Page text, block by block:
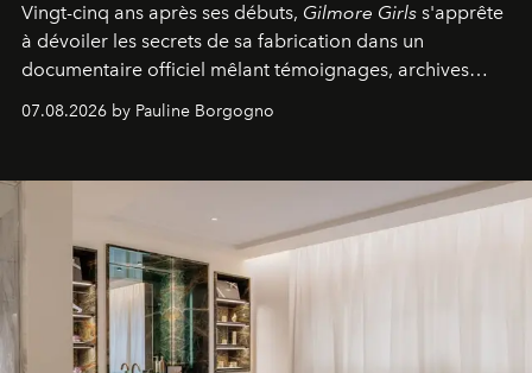
Vingt-cinq ans après ses débuts, Gilmore Girls s'apprête
à dévoiler les secrets de sa fabrication dans un
documentaire officiel mêlant témoignages, archives
inédites et plongée dans les coulisses d'un phénomène
générationnel.
07.08.2026 by Pauline Borgogno